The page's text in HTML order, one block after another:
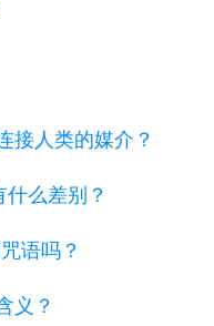
接人类的媒介？
什么差别？
语吗？
义？